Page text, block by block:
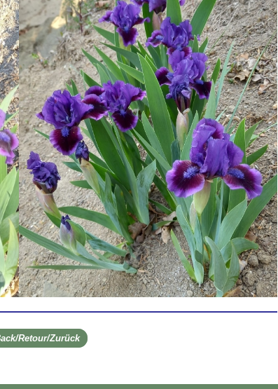
Retour/Zurück